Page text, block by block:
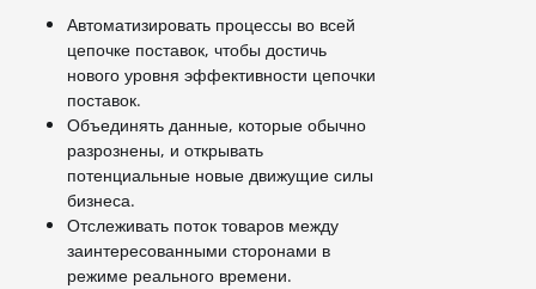
Автоматизировать процессы во всей
цепочке поставок, чтобы достичь
нового уровня эффективности цепочки
поставок.
Объединять данные, которые обычно
разрознены, и открывать
потенциальные новые движущие силы
бизнеса.
Отслеживать поток товаров между
заинтересованными сторонами в
режиме реального времени.